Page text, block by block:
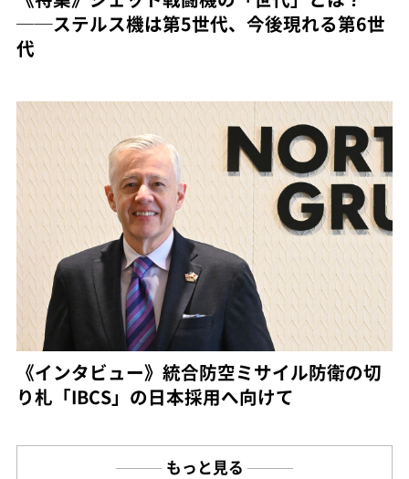
──ステルス機は第5世代、今後現れる第6世
代
《インタビュー》統合防空ミサイル防衛の切
り札「IBCS」の日本採用へ向けて
もっと見る